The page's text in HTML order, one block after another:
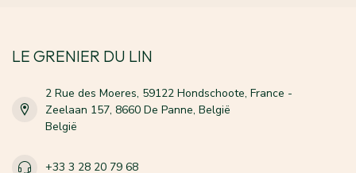
LE GRENIER DU LIN
2 Rue des Moeres, 59122 Hondschoote, France -
Zeelaan 157, 8660 De Panne, België
België
+33 3 28 20 79 68